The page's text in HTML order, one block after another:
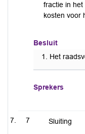
fractie in
kosten voor
Besluit
Het
Sprekers
7 Sluiting